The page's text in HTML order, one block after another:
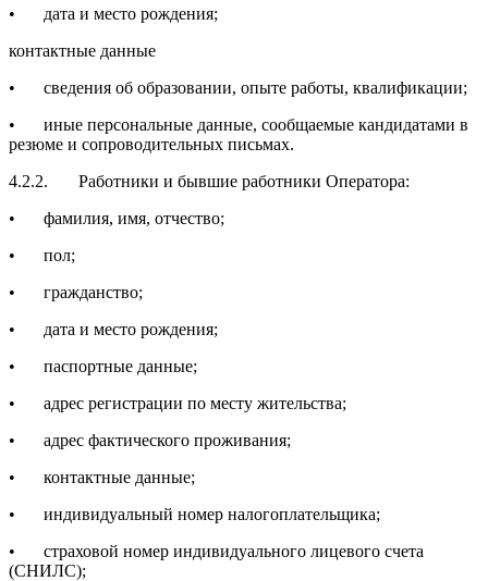
•
дата и место рождения;
контактные данные
•
сведения об образовании, опыте работы, квалификации;
•
иные персональные данные, сообщаемые кандидатами в
резюме и сопроводительных письмах.
4.2.2.
Работники и бывшие работники Оператора:
•
фамилия, имя, отчество;
•
пол;
•
гражданство;
•
дата и место рождения;
•
паспортные данные;
•
адрес регистрации по месту жительства;
•
адрес фактического проживания;
•
контактные данные;
•
индивидуальный номер налогоплательщика;
•
страховой номер индивидуального лицевого счета
(СНИЛС);